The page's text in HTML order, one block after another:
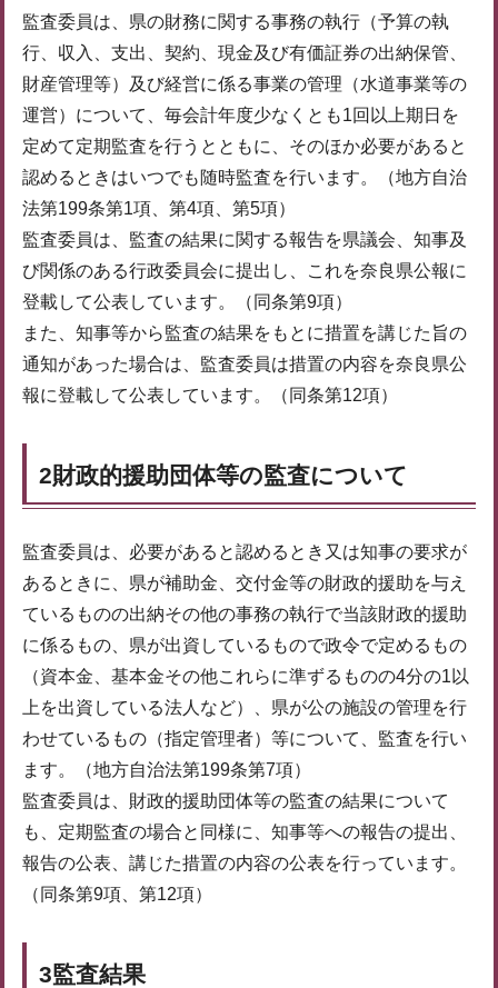
監査委員は、県の財務に関する事務の執行（予算の執
行、収入、支出、契約、現金及び有価証券の出納保管、
財産管理等）及び経営に係る事業の管理（水道事業等の
運営）について、毎会計年度少なくとも1回以上期日を
定めて定期監査を行うとともに、そのほか必要があると
認めるときはいつでも随時監査を行います。（地方自治
法第199条第1項、第4項、第5項）
監査委員は、監査の結果に関する報告を県議会、知事及
び関係のある行政委員会に提出し、これを奈良県公報に
登載して公表しています。（同条第9項）
また、知事等から監査の結果をもとに措置を講じた旨の
通知があった場合は、監査委員は措置の内容を奈良県公
報に登載して公表しています。（同条第12項）
2財政的援助団体等の監査について
監査委員は、必要があると認めるとき又は知事の要求が
あるときに、県が補助金、交付金等の財政的援助を与え
ているものの出納その他の事務の執行で当該財政的援助
に係るもの、県が出資しているもので政令で定めるもの
（資本金、基本金その他これらに準ずるものの4分の1以
上を出資している法人など）、県が公の施設の管理を行
わせているもの（指定管理者）等について、監査を行い
ます。（地方自治法第199条第7項）
監査委員は、財政的援助団体等の監査の結果について
も、定期監査の場合と同様に、知事等への報告の提出、
報告の公表、講じた措置の内容の公表を行っています。
（同条第9項、第12項）
3監査結果